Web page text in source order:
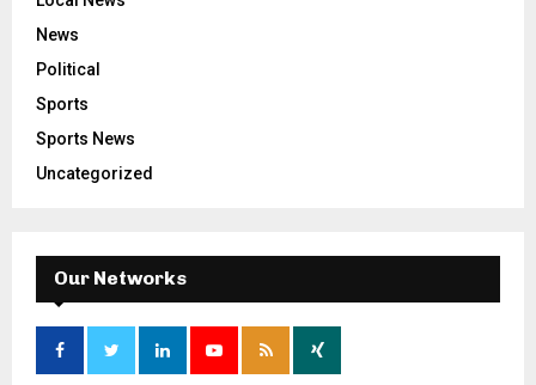
News
Political
Sports
Sports News
Uncategorized
Our Networks